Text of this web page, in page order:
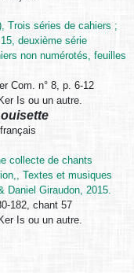
Trois séries de cahiers ;
deuxième série
non numérotés, feuilles
Com. n° 8, p. 6-12
Is ou un autre.
collecte de chants
Textes et musiques
Daniel Giraudon, 2015.
182, chant 57
Is ou un autre.